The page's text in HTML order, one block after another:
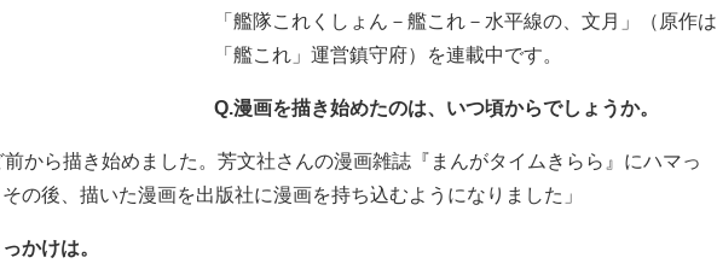
「艦隊これくしょん－艦これ－水平線の、文月」（原作は
「艦これ」運営鎮守府）を連載中です。
Q.漫画を描き始めたのは、いつ頃からでしょうか。
から描き始めました。芳文社さんの漫画雑誌『まんがタイムきらら』にハマっ
の後、描いた漫画を出版社に漫画を持ち込むようになりました」
かけは。